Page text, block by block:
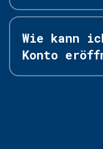
Wie kann
Konto